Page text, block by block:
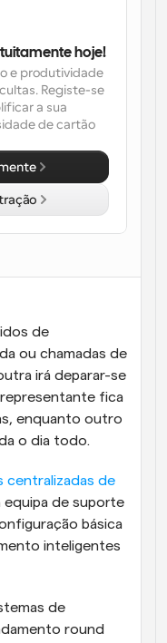
acontecer
de
ou chamadas de
irá deparar-se
fica
enquanto outro
o dia todo.
centralizadas de
equipa de suporte
básica
inteligentes
de
round
hoje!
e produtividade
Registe-se
a sua
de cartão